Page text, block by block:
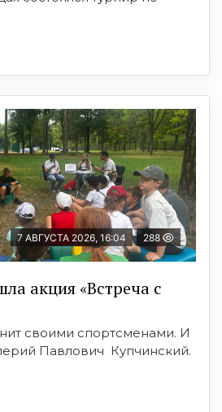
7 АВГУСТА 2026, 16:04 288
акция «Встреча с
своими спортсменами. И
Павлович Купчинский.